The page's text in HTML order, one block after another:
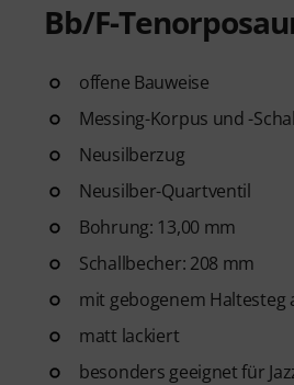
Bb/F-
offene Bauweise
Messing-Korpus und -
Neusilberzug
Neusilber-Quartventil
Bohrung: 13,00 mm
Schallbecher: 208 mm
mit gebogenem Haltesteg
matt lackiert
besonders geeignet für